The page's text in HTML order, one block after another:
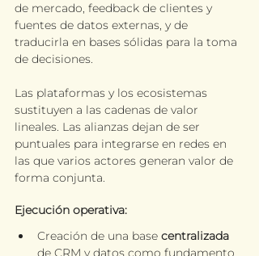
de mercado, feedback de clientes y
fuentes de datos externas, y de
traducirla en bases sólidas para la toma
de decisiones.
Las plataformas y los ecosistemas
sustituyen a las cadenas de valor
lineales. Las alianzas dejan de ser
puntuales para integrarse en redes en
las que varios actores generan valor de
forma conjunta.
Ejecución operativa:
Creación de una base centralizada
de CRM y datos como fundamento